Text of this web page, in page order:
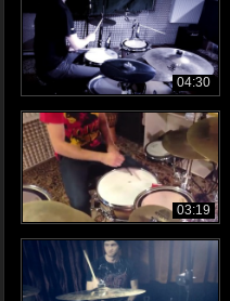
04:30
03:19